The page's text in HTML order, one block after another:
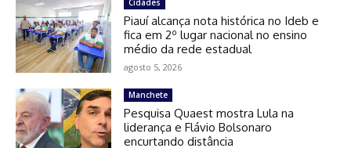
Cidades
Piauí alcança nota histórica no Ideb e
fica em 2º lugar nacional no ensino
médio da rede estadual
agosto 5, 2026
Manchete
Pesquisa Quaest mostra Lula na
liderança e Flávio Bolsonaro
encurtando distância